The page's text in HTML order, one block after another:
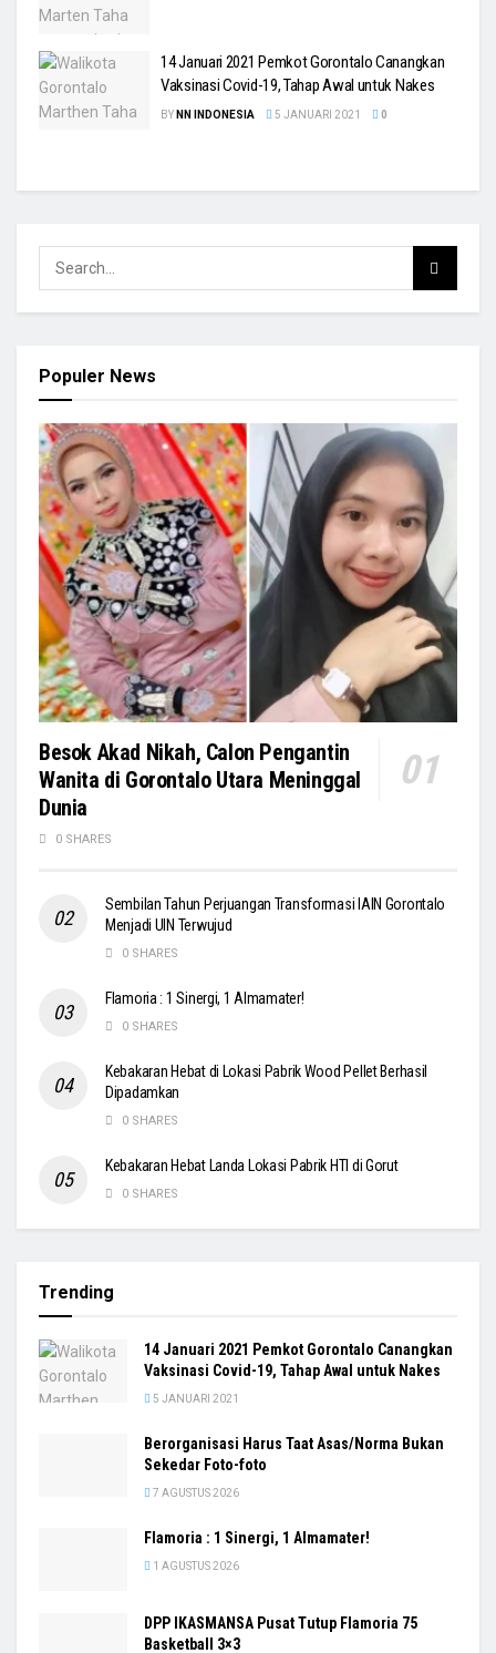
14 Januari 2021 Pemkot Gorontalo Canangkan
Vaksinasi Covid-19, Tahap Awal untuk Nakes
BY NN INDONESIA 5 JANUARI 2021 0
Populer News
Besok Akad Nikah, Calon Pengantin
Wanita di Gorontalo Utara Meninggal
Dunia
0 SHARES
Sembilan Tahun Perjuangan Transformasi IAIN Gorontalo
Menjadi UIN Terwujud
0 SHARES
Flamoria : 1 Sinergi, 1 Almamater!
0 SHARES
Kebakaran Hebat di Lokasi Pabrik Wood Pellet Berhasil
Dipadamkan
0 SHARES
Kebakaran Hebat Landa Lokasi Pabrik HTI di Gorut
0 SHARES
Trending
14 Januari 2021 Pemkot Gorontalo Canangkan
Vaksinasi Covid-19, Tahap Awal untuk Nakes
5 JANUARI 2021
Berorganisasi Harus Taat Asas/Norma Bukan
Sekedar Foto-foto
7 AGUSTUS 2026
Flamoria : 1 Sinergi, 1 Almamater!
1 AGUSTUS 2026
DPP IKASMANSA Pusat Tutup Flamoria 75
Basketball 3×3